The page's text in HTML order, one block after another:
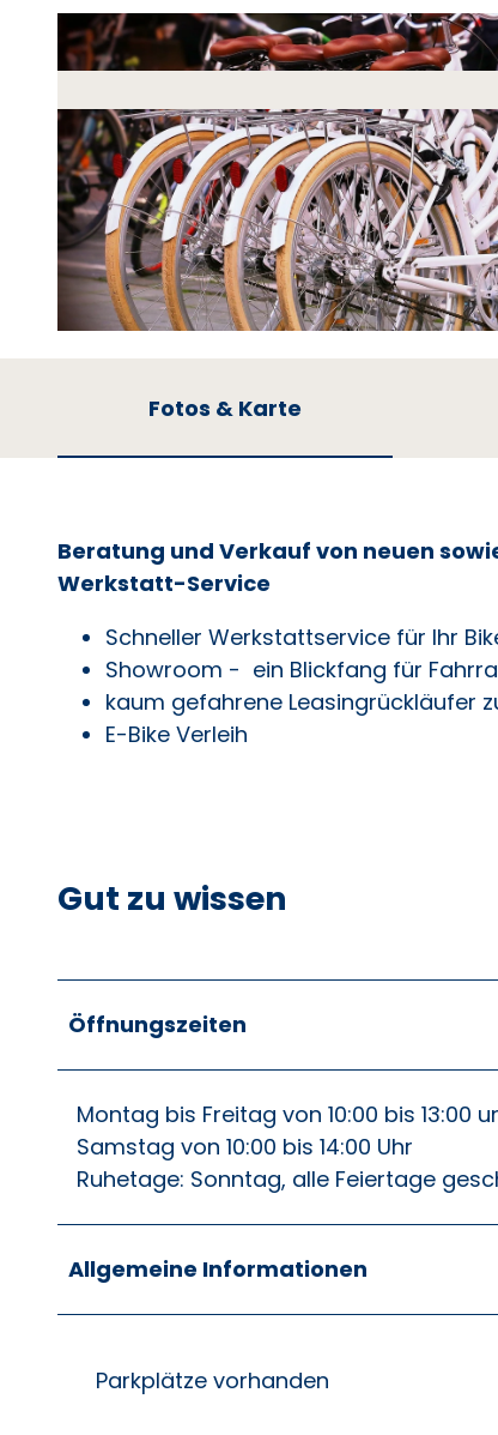
Fotos & Karte
Beratung und Verkauf von neuen
Werkstatt-Service
Schneller Werkstattservice für Ihr
Showroom - ein Blickfang für
kaum gefahrene Leasingrückläufer
E-Bike Verleih
Gut zu wissen
Öffnungszeiten
Montag bis Freitag von 10:00 bis 13:00
Samstag von 10:00 bis 14:00 Uhr
Ruhetage: Sonntag, alle Feiertage
Allgemeine Informationen
Parkplätze vorhanden